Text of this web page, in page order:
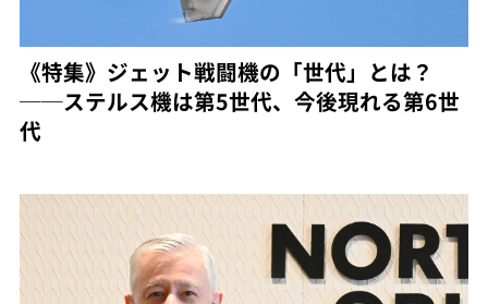
《特集》ジェット戦闘機の「世代」とは？
──ステルス機は第5世代、今後現れる第6世
代